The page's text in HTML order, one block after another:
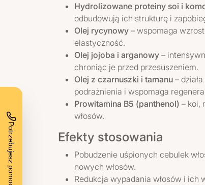
Hydrolizowane proteiny soi i
odbudowują ich strukturę i
Olej rycynowy – wspomaga
elastyczność.
Olej jojoba i arganowy –
chroniąc je przed przesuszeniem.
Olej z czarnuszki i tamanu –
podrażnienia i wspomaga
Prowitamina B5 (panthenol) – koi,
włosów.
Efekty stosowania
Pobudzenie uśpionych cebulek
nowych włosów.
Redukcja wypadania włosów i ich